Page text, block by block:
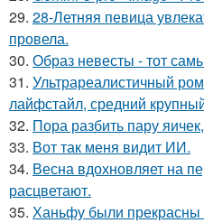
29. 28-Летняя певица
провела.
30. Образ невесты - тот
31. Ультрареалистичный
лайфстайл, средний
32. Пора разбить пару
33. Вот так меня видит ИИ.
34. Весна вдохновляет на
расцветают.
35. Ханьфу были прекрасны